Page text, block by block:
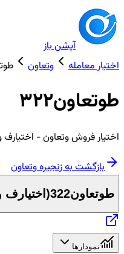
آپشن باز
اختیار معامله
وتعاون
طوتعاون322
اختیارفروشوتعاون- اختیارف
بازگشت به زنجیرهوتعاون
طوتعاون322 ( اختیارف
نمودارها